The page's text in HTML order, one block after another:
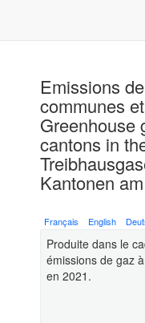
Emissions
communes
Greenhouse
cantons in
Kantonen
Français English
Produite dans le
émissions de gaz
en 2021.